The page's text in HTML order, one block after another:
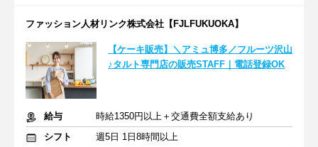
ファッション人材リンク株式会社【FJLFUKUOKA】
【ケーキ販売】＼アミュ博多／フルーツ沢山
♪タルト専門店の販売STAFF｜電話登録OK
給与
時給1350円以上＋交通費全額支給あり
シフト
週5日 1日8時間以上